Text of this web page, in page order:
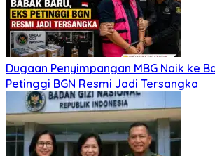
Dugaan Penyimpangan MBG Naik ke
Petinggi BGN Resmi Jadi Tersangka